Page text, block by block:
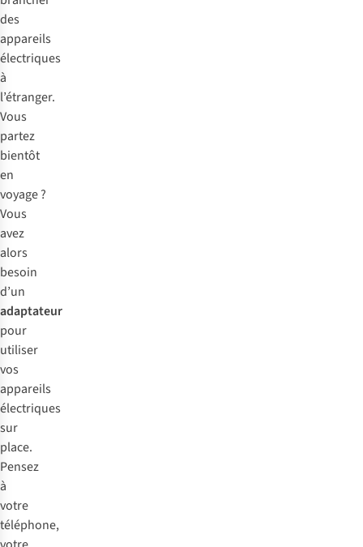
des
appareils
électriques
à
l’étranger.
Vous
partez
bientôt
en
voyage ?
Vous
avez
alors
besoin
d’un
adaptateur
pour
utiliser
vos
appareils
électriques
sur
place.
Pensez
à
votre
téléphone,